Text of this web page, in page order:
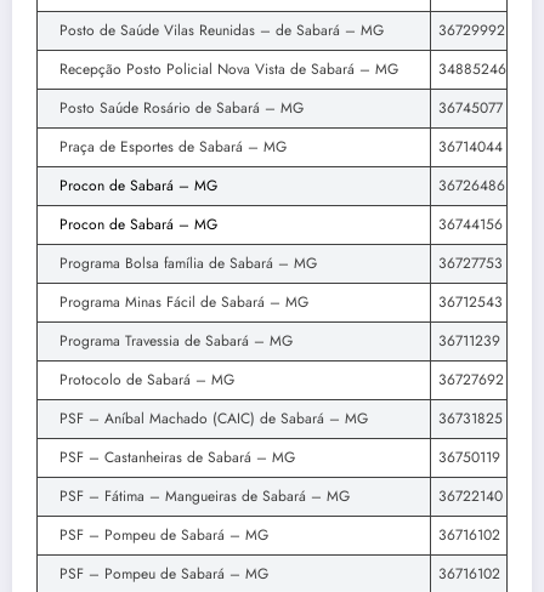
Posto de Saúde Vilas Reunidas – de Sabará – MG
36729992
Recepção Posto Policial Nova Vista de Sabará – MG
34885246
Posto Saúde Rosário de Sabará – MG
36745077
Praça de Esportes de Sabará – MG
36714044
Procon de Sabará – MG
36726486
Procon de Sabará – MG
36744156
Programa Bolsa família de Sabará – MG
36727753
Programa Minas Fácil de Sabará – MG
36712543
Programa Travessia de Sabará – MG
36711239
Protocolo de Sabará – MG
36727692
PSF – Aníbal Machado (CAIC) de Sabará – MG
36731825
PSF – Castanheiras de Sabará – MG
36750119
PSF – Fátima – Mangueiras de Sabará – MG
36722140
PSF – Pompeu de Sabará – MG
36716102
PSF – Pompeu de Sabará – MG
36716102